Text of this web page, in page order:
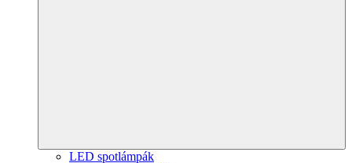
LED spotlámpák